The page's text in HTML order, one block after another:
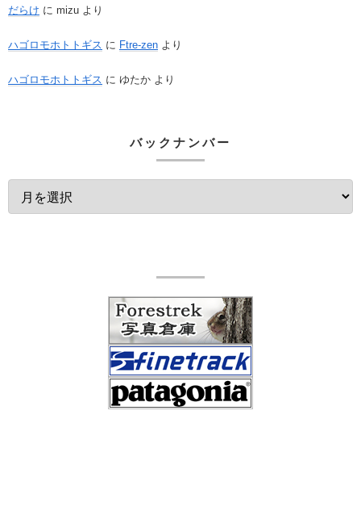
だらけ に mizu より
ハゴロモホトトギス に Ftre-zen より
ハゴロモホトトギス に ゆたか より
バックナンバー